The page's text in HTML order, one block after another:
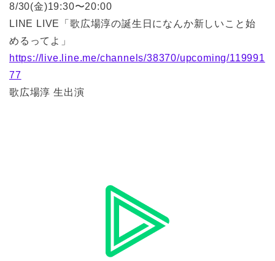
8/30(金)19:30〜20:00
LINE LIVE「歌広場淳の誕生日になんか新しいこと始
めるってよ」
https://live.line.me/channels/38370/upcoming/119991
77
歌広場淳 生出演